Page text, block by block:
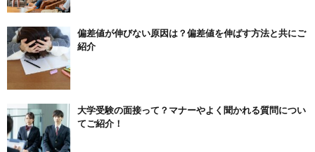
偏差値が伸びない原因は？偏差値を伸ばす方法と共にご
紹介
大学受験の面接って？マナーやよく聞かれる質問につい
てご紹介！